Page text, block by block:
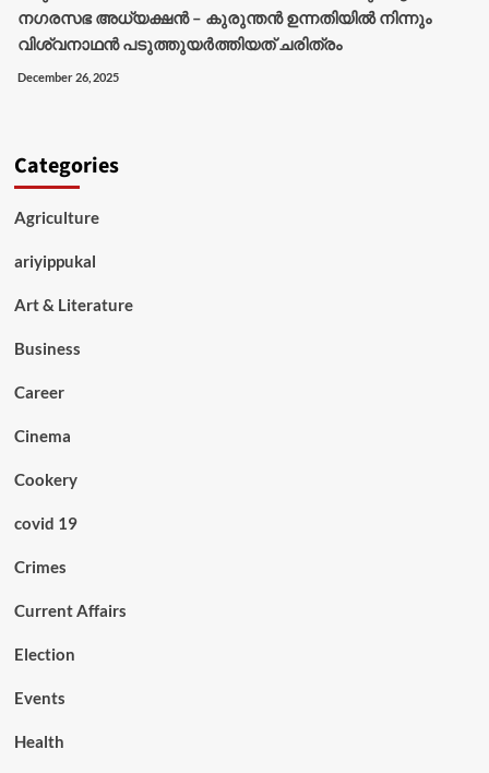
നഗരസഭ അധ്യക്ഷൻ – കുരുന്തൻ ഉന്നതിയിൽ നിന്നും
വിശ്വനാഥൻ പടുത്തുയർത്തിയത് ചരിത്രം
December 26, 2025
Categories
Agriculture
ariyippukal
Art & Literature
Business
Career
Cinema
Cookery
covid 19
Crimes
Current Affairs
Election
Events
Health